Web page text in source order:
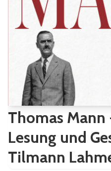
Thomas Mann
Lesung und
Tilmann